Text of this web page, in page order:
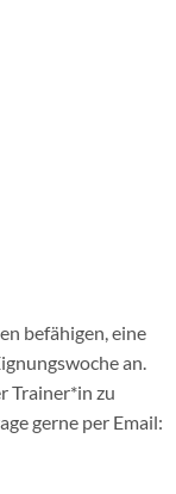
befähigen, eine
an.
Trainer*in zu
gerne per Email: